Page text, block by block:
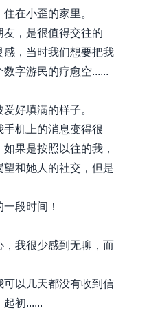
在小歪的家里。
，是很值得交往的
感，当时我们想要把我
字游民的疗愈空......
好填满的样子。
机上的消息变得很
果是按照以往的我，
和她人的社交，但是
段时间！
我很少感到无聊，而
以几天都没有收到信
初......